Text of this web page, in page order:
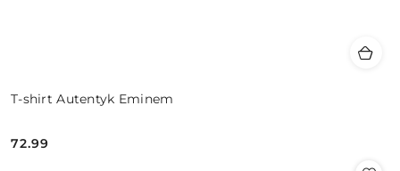
T-shirt Autentyk Eminem
Cena:
72.99